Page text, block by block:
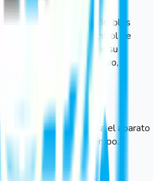
los atributos identificables
GeoVictoria, el reloj control de
rasgos para validar su
asistencia es más seguro,
de forma sencilla el aparato
cualquier contratiempo.
ZKTeco